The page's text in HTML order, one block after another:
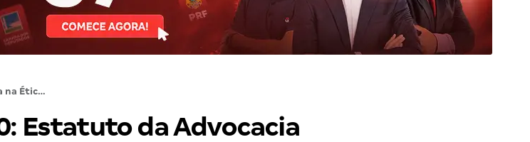
Ótica na Ética #30: Estatuto da Advocacia e da OAB
Estatuto da Advocacia